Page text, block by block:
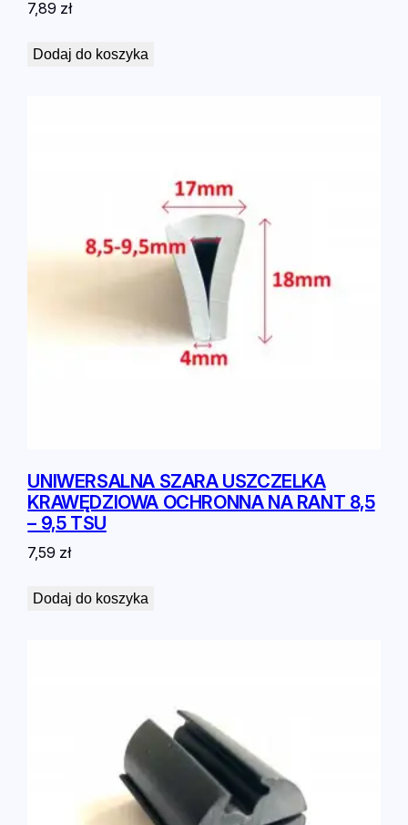
7,89 zł
Dodaj do koszyka
UNIWERSALNA SZARA USZCZELKA
KRAWĘDZIOWA OCHRONNA NA RANT 8,5
– 9,5 TSU
7,59 zł
Dodaj do koszyka